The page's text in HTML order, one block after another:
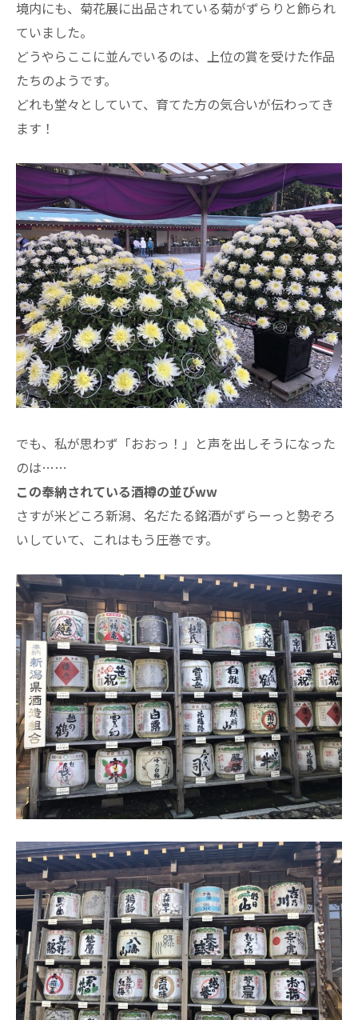
境内にも、菊花展に出品されている菊がずらりと飾られ
ていました。
どうやらここに並んでいるのは、上位の賞を受けた作品
たちのようです。
どれも堂々としていて、育てた方の気合いが伝わってき
ます！
でも、私が思わず「おおっ！」と声を出しそうになった
のは……
この奉納されている酒樽の並びww
さすが米どころ新潟、名だたる銘酒がずらーっと勢ぞろ
いしていて、これはもう圧巻です。